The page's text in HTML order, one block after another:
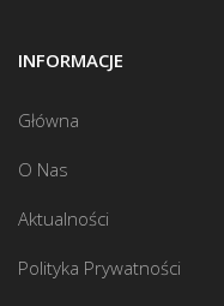
INFORMACJE
Główna
O Nas
Aktualności
Polityka Prywatności